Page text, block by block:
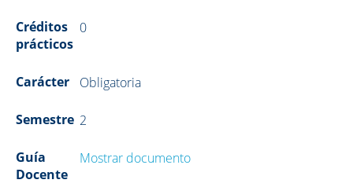
Créditos
prácticos
0
Carácter Obligatoria
Semestre 2
Guía
Docente
Mostrar documento